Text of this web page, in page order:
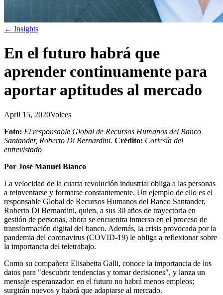
← Insights
En el futuro habrá que
aprender continuamente para
aportar aptitudes al mercado
April 15, 2020Voices
Foto: El responsable Global de Recursos Humanos del Banco
Santander, Roberto Di Bernardini. Crédito: Cortesía del
entrevistado
Por José Manuel Blanco
La velocidad de la cuarta revolución industrial obliga a las personas
a reinventarse y formarse constantemente. Un ejemplo de ello es el
responsable Global de Recursos Humanos del Banco Santander,
Roberto Di Bernardini, quien, a sus 30 años de trayectoria en
gestión de personas, ahora se encuentra inmerso en el proceso de
transformación digital del banco. Además, la crisis provocada por la
pandemia del coronavirus (COVID-19) le obliga a reflexionar sobre
la importancia del teletrabajo.
Como su compañera Elisabetta Galli, conoce la importancia de los
datos para "descubrir tendencias y tomar decisiones", y lanza un
mensaje esperanzador: en el futuro no habrá menos empleos;
surgirán nuevos y habrá que adaptarse al mercado.